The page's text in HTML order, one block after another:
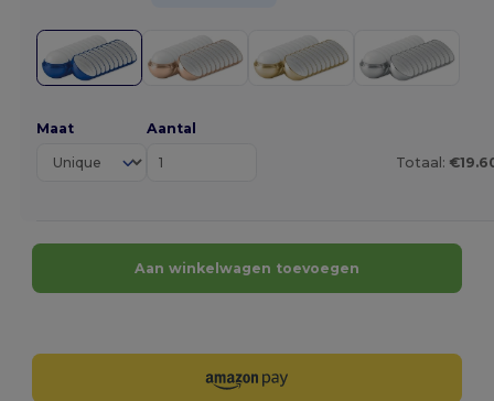
Maat Aantal
Totaal:
Aan winkelwagen toevoegen